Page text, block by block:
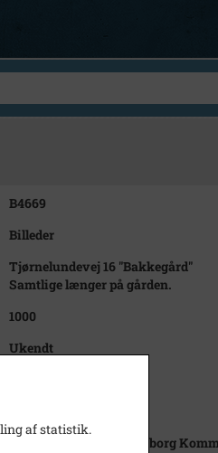
B4669
Billeder
Tjørnelundevej 16 "Bakkegård"
Samtlige længer på gården.
1000
Ukendt
Finderup Sogn (Kalundborg
af statistik.